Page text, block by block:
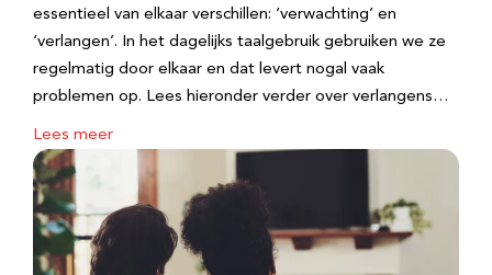
essentieel van elkaar verschillen: ‘verwachting’ en
‘verlangen’. In het dagelijks taalgebruik gebruiken we ze
regelmatig door elkaar en dat levert nogal vaak
problemen op. Lees hieronder verder over verlangens…
Lees meer